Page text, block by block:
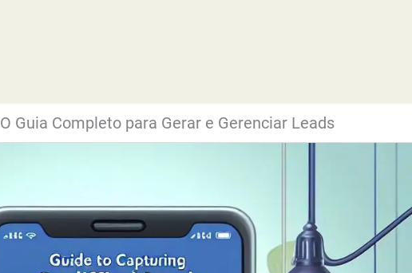
O Guia Completo para Gerar e Gerenciar Leads